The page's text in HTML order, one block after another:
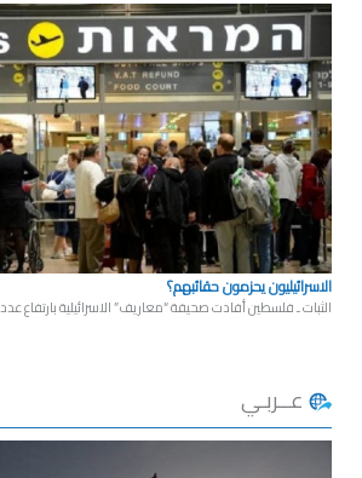
الاسرائيليون يحزمون حقائبهم؟
الثبات ـ فلسطين أفادت صحيفة “معاريف” الاسرائيلية بارتفاع عدد
عــربـي